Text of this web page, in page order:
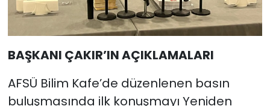
BAŞKANI ÇAKIR’IN AÇIKLAMALARI
AFSÜ Bilim Kafe’de düzenlenen basın
buluşmasında ilk konuşmayı Yeniden